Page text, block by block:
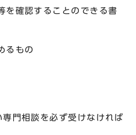
を確認することのできる書
もの
門相談を必ず受けなければ